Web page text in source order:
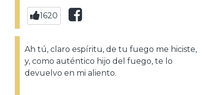
1620
Ah tú, claro espíritu, de tu fuego me hiciste,
y, como auténtico hijo del fuego, te lo
devuelvo en mi aliento.